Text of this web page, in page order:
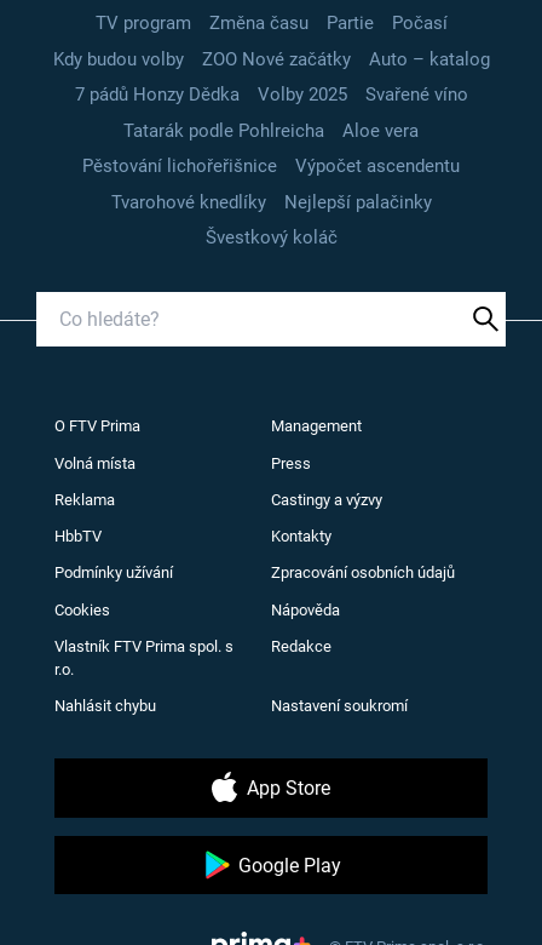
TV program
Změna času Partie
Počasí
Kdy budou volby
ZOO Nové začátky
Auto – katalog
7 pádů Honzy Dědka
Volby 2025
Svařené víno
Tatarák podle Pohlreicha
Aloe vera
Pěstování lichořeřišnice
Výpočet ascendentu
Tvarohové knedlíky
Nejlepší palačinky
Švestkový koláč
O FTV Prima Management
Volná místa Press
Reklama Castingy a výzvy
HbbTV Kontakty
Podmínky užívání Zpracování osobních údajů
Cookies Nápověda
Vlastník FTV Prima spol. s
r.o.
Redakce
Nahlásit chybu Nastavení soukromí
App Store
Google Play